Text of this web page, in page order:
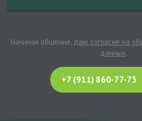
Начиная общение, даю согласие на
данных.
+7 (911) 860-77-73